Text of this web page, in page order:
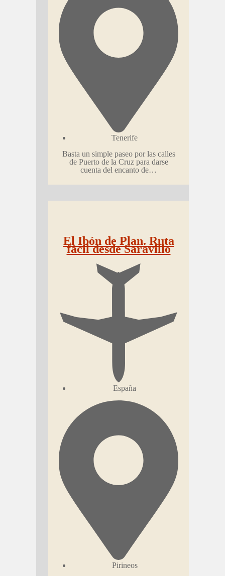
Tenerife
Basta un simple paseo por las calles
de Puerto de la Cruz para darse
cuenta del encanto de…
El Ibón de Plan. Ruta
fácil desde Saravillo
España
Pirineos